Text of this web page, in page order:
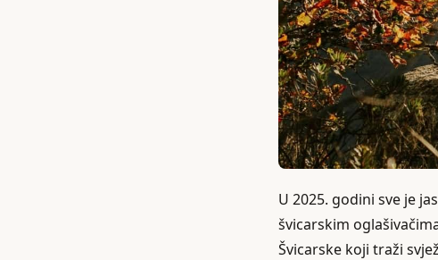
U 2025. godini sve je
švicarskim
Švicarske koji traži